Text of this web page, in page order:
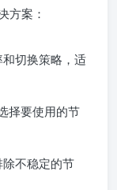
方案：
切换策略，适
择要使用的节
不稳定的节